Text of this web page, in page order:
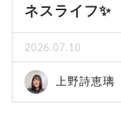
ネスライフ✨
2026.07.10
上野詩恵璃